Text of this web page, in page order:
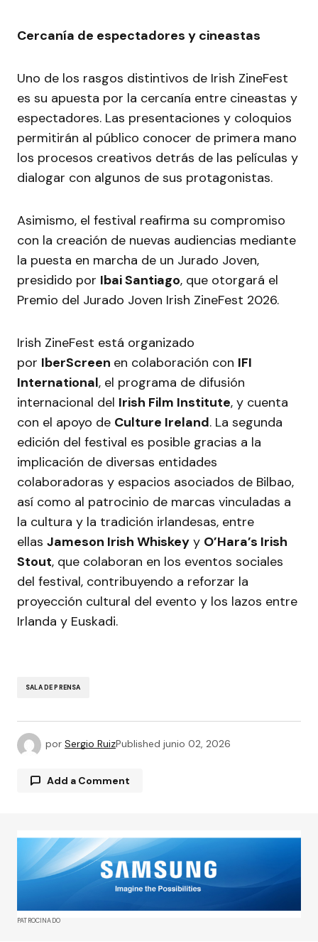
Cercanía de espectadores y cineastas
Uno de los rasgos distintivos de Irish ZineFest
es su apuesta por la cercanía entre cineastas y
espectadores. Las presentaciones y coloquios
permitirán al público conocer de primera mano
los procesos creativos detrás de las películas y
dialogar con algunos de sus protagonistas.
Asimismo, el festival reafirma su compromiso
con la creación de nuevas audiencias mediante
la puesta en marcha de un Jurado Joven,
presidido por Ibai Santiago, que otorgará el
Premio del Jurado Joven Irish ZineFest 2026.
Irish ZineFest está organizado
por IberScreen en colaboración con IFI
International, el programa de difusión
internacional del Irish Film Institute, y cuenta
con el apoyo de Culture Ireland. La segunda
edición del festival es posible gracias a la
implicación de diversas entidades
colaboradoras y espacios asociados de Bilbao,
así como al patrocinio de marcas vinculadas a
la cultura y la tradición irlandesas, entre
ellas Jameson Irish Whiskey y O’Hara’s Irish
Stout, que colaboran en los eventos sociales
del festival, contribuyendo a reforzar la
proyección cultural del evento y los lazos entre
Irlanda y Euskadi.
SALA DE PRENSA
por Sergio RuizPublished junio 02, 2026
Add a Comment
Tu dirección de correo electrónico no será
publicada.Los campos obligatorios están
marcados con*
Comment*
PATROCINADO